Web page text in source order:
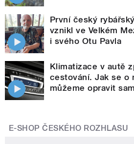
První český
vznikl ve Velkém
i svého Otu Pavla
Klimatizace v autě
cestování. Jak se o
můžeme opravit
E-SHOP ČESKÉHO ROZHLASU